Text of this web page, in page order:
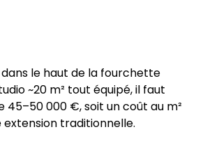
le haut de la fourchette
~20 m² tout équipé, il faut
000 €, soit un coût au m²
traditionnelle.